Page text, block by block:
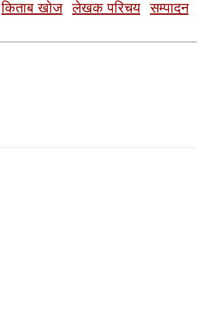
किताब खोज लेखक परिचय सम्पादन